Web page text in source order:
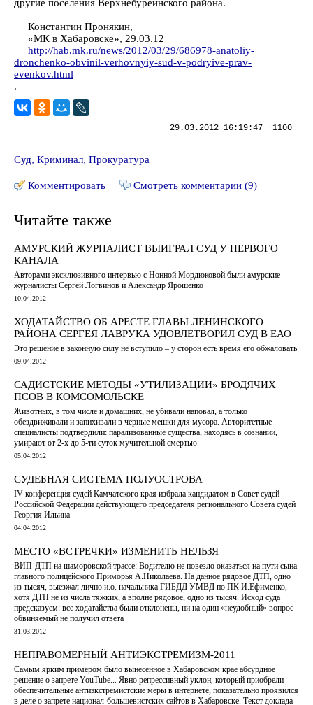
другие поселения Верхнебуреинского района.
Константин Пронякин,
«МК в Хабаровске», 29.03.12
http://hab.mk.ru/news/2012/03/29/686978-anatoliy-
dronchenko-obvinil-verhovnyiy-sud-v-podryive-prav-
evenkov.html
.
29.03.2012 16:19:47 +1100
Суд, Криминал, Прокуратура
Комментировать Смотреть комментарии (9)
Читайте также
АМУРСКИЙ ЖУРНАЛИСТ ВЫИГРАЛ СУД У ПЕРВОГО
КАНАЛА
Авторами эксклюзивного интервью с Нонной Мордюковой были амурские
журналисты Сергей Логвинов и Александр Ярошенко
10.04.2012
ХОДАТАЙСТВО ОБ АРЕСТЕ ГЛАВЫ ЛЕНИНСКОГО
РАЙОНА СЕРГЕЯ ЛАВРУКА УДОВЛЕТВОРИЛ СУД В ЕАО
Это решение в законную силу не вступило – у сторон есть время его обжаловать
09.04.2012
САДИСТСКИЕ МЕТОДЫ «УТИЛИЗАЦИИ» БРОДЯЧИХ
ПСОВ В КОМСОМОЛЬСКЕ
Животных, в том числе и домашних, не убивали наповал, а только
обездвиживали и запихивали в черные мешки для мусора. Авторитетные
специалисты подтвердили: парализованные существа, находясь в сознании,
умирают от 2-х до 5-ти суток мучительной смертью
05.04.2012
СУДЕБНАЯ СИСТЕМА ПОЛУОСТРОВА
IV конференция судей Камчатского края избрала кандидатом в Совет судей
Российской Федерации действующего председателя регионального Совета судей
Георгия Ильина
04.04.2012
МЕСТО «ВСТРЕЧКИ» ИЗМЕНИТЬ НЕЛЬЗЯ
ВИП-ДТП на шаморовской трассе: Водителю не повезло оказаться на пути сына
главного полицейского Приморья А.Николаева. На данное рядовое ДТП, одно
из тысяч, выезжал лично и.о. начальника ГИБДД УМВД по ПК И.Ефименко,
хотя ДТП не из числа тяжких, а вполне рядовое, одно из тысяч. Исход суда
предсказуем: все ходатайства были отклонены, ни на один «неудобный» вопрос
обвиняемый не получил ответа
31.03.2012
НЕПРАВОМЕРНЫЙ АНТИЭКСТРЕМИЗМ-2011
Самым ярким примером было вынесенное в Хабаровском крае абсурдное
решение о запрете YouTube... Явно репрессивный уклон, который приобрели
обеспечительные антиэкстремистские меры в интернете, показательно проявился
в деле о запрете национал-большевистских сайтов в Хабаровске. Текст доклада